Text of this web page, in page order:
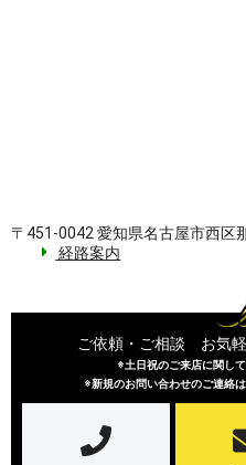
〒451-0042 愛知県名古屋市西区
経路案内
ご依頼・ご相談 お気
※土日祝のご来店に関し
※新規のお問い合わせのご連絡